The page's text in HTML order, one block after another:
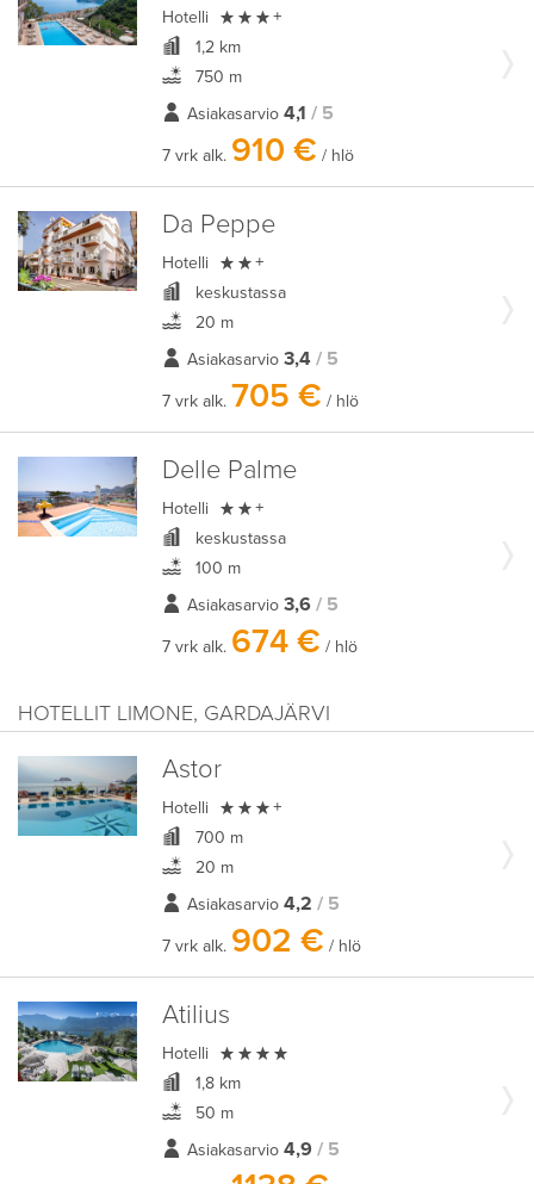
Hotelli  +
1,2 km
750 m
Asiakasarvio 4,1 / 5
7 vrk alk. 910 € / hlö
Da Peppe
Hotelli  +
keskustassa
20 m
Asiakasarvio 3,4 / 5
7 vrk alk. 705 € / hlö
Delle Palme
Hotelli  +
keskustassa
100 m
Asiakasarvio 3,6 / 5
7 vrk alk. 674 € / hlö
HOTELLIT LIMONE, GARDAJÄRVI
Astor
Hotelli  +
700 m
20 m
Asiakasarvio 4,2 / 5
7 vrk alk. 902 € / hlö
Atilius
Hotelli 
1,8 km
50 m
Asiakasarvio 4,9 / 5